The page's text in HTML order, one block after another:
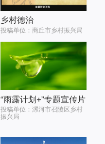
乡村德治
投稿单位：商丘市乡村振兴局
“雨露计划+”专题宣传片
投稿单位：漯河市召陵区乡村
振兴局